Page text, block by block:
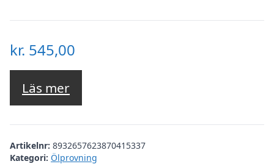
kr. 545,00
Läs mer
Artikelnr: 8932657623870415337
Kategori: Ölprovning